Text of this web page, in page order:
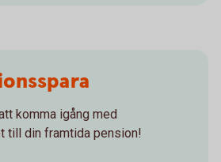
komma igång med
till din framtida pension!